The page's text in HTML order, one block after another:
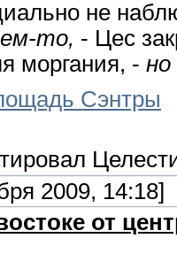
не
то, - Цес
моргания, - но
Сэнтры
2009, 14:18]
от